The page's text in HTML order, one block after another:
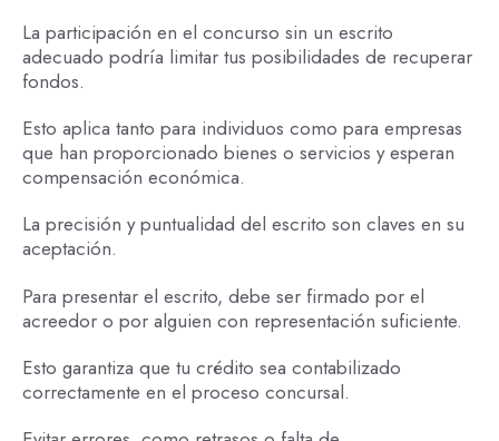
La participación en el concurso sin un escrito
adecuado podría limitar tus posibilidades de recuperar
fondos.
Esto aplica tanto para individuos como para empresas
que han proporcionado bienes o servicios y esperan
compensación económica.
La precisión y puntualidad del escrito son claves en su
aceptación.
Para presentar el escrito, debe ser firmado por el
acreedor o por alguien con representación suficiente.
Esto garantiza que tu crédito sea contabilizado
correctamente en el proceso concursal.